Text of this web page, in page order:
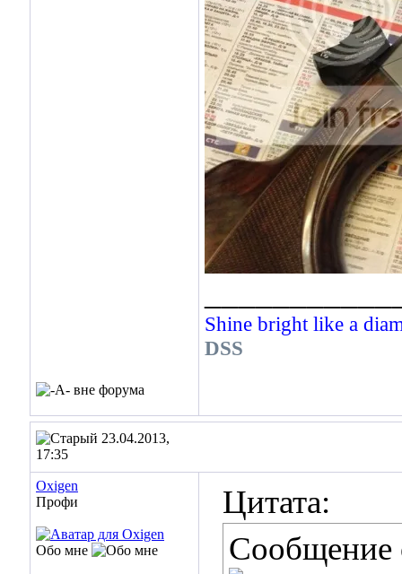
Shine bright like a
DSS
23.04.2013,
17:35
Oxigen
Профи
Обо мне
Цитата:
Сообщение